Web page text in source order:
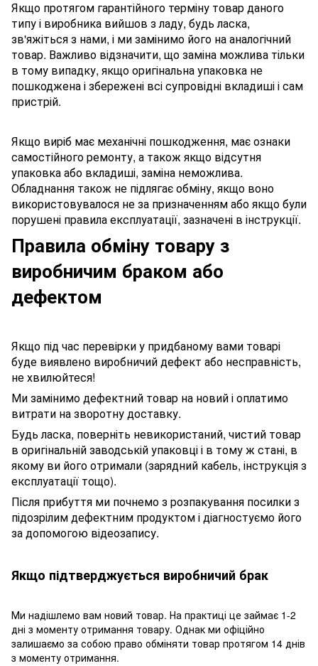
Якщо протягом гарантійного терміну товар даного
типу і виробника вийшов з ладу, будь ласка,
зв'яжіться з нами, і ми замінимо його на аналогічний
товар. Важливо відзначити, що заміна можлива тільки
в тому випадку, якщо оригінальна упаковка не
пошкоджена і збережені всі супровідні вкладиші і сам
пристрій.
Якщо виріб має механічні пошкодження, має ознаки
самостійного ремонту, а також якщо відсутня
упаковка або вкладиші, заміна неможлива.
Обладнання також не підлягає обміну, якщо воно
використовувалося не за призначенням або якщо були
порушені правила експлуатації, зазначені в інструкції.
Правила обміну товару з
виробничим браком або
дефектом
Якщо під час перевірки у придбаному вами товарі
буде виявлено виробничий дефект або несправність,
не хвилюйтеся!
Ми замінимо дефектний товар на новий і оплатимо
витрати на зворотну доставку.
Будь ласка, поверніть невикористаний, чистий товар
в оригінальній заводській упаковці і в тому ж стані, в
якому ви його отримали (зарядний кабель, інструкція з
експлуатації тощо).
Після прибуття ми почнемо з розпакування посилки з
підозрілим дефектним продуктом і діагностуємо його
за допомогою відеозапису.
Якщо підтверджується виробничий брак
Ми надішлемо вам новий товар. На практиці це займає 1-2
дні з моменту отримання товару. Однак ми офіційно
залишаємо за собою право обміняти товар протягом 14 днів
з моменту отримання.